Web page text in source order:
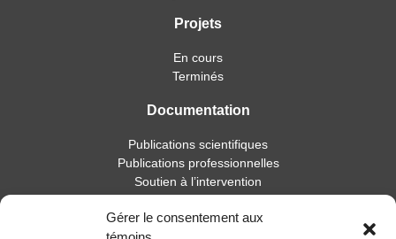
Gérer le consentement aux
Projets
En cours
Terminés
Documentation
Publications scientifiques
Publications professionnelles
Soutien à l’intervention
Notes de recherche